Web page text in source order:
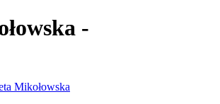
-
Mikołowska